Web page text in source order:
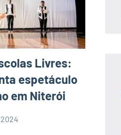
Livres:
espetáculo
em Niterói